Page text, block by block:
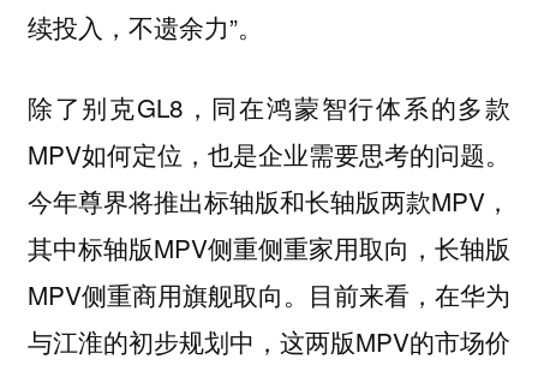
续投入，不遗余力”。
除了别克GL8，同在鸿蒙智行体系的多款
MPV如何定位，也是企业需要思考的问题。
今年尊界将推出标轴版和长轴版两款MPV，
其中标轴版MPV侧重侧重家用取向，长轴版
MPV侧重商用旗舰取向。目前来看，在华为
与江淮的初步规划中，这两版MPV的市场价